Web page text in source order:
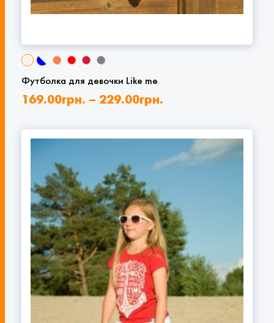
Футболка для девочки Like me
169.00грн. – 229.00грн.